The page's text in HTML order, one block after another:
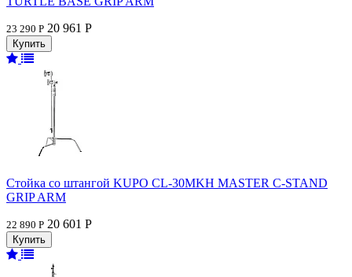
23 290 Р 20 961 Р
Стойка со штангой KUPO CL-30MKH MASTER C-STAND
GRIP ARM
22 890 Р 20 601 Р